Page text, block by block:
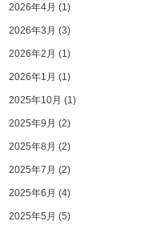
2026年4月 (1)
2026年3月 (3)
2026年2月 (1)
2026年1月 (1)
2025年10月 (1)
2025年9月 (2)
2025年8月 (2)
2025年7月 (2)
2025年6月 (4)
2025年5月 (5)